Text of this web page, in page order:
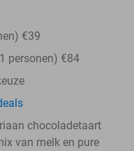
€39
personen) €84
chocoladetaart
van melk en pure